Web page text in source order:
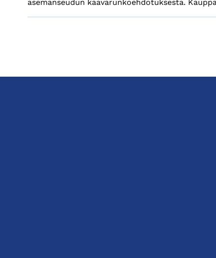
asemanseudun kaavarunkoehdotuksesta.